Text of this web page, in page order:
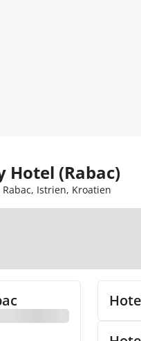
Hotel (Rabac)
Istrien, Kroatien